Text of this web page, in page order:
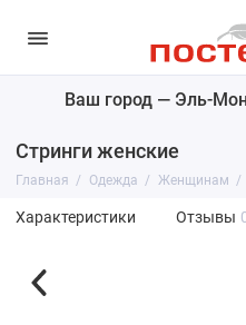
Ваш город — Эль-
Стринги женские
Главная Одежда Женщинам
Характеристики Отзывы